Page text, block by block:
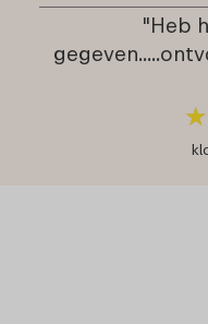
"Heb
★
★